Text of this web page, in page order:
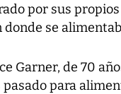
por sus
se
Garner, de 70
para